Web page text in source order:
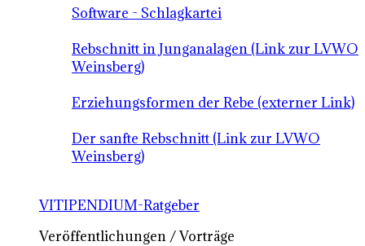
Software - Schlagkartei
Rebschnitt in Junganalagen (Link zur LVWO
Weinsberg)
Erziehungsformen der Rebe (externer Link)
Der sanfte Rebschnitt (Link zur LVWO
Weinsberg)
VITIPENDIUM-Ratgeber
Veröffentlichungen / Vorträge